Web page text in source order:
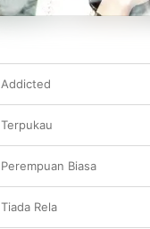
Addicted
Terpukau
Perempuan Biasa
Tiada Rela